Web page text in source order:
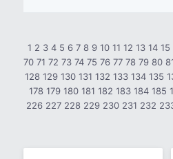
1 2 3 4 5 6 7 8 9 10 11 12 13 14 15
70 71 72 73 74 75 76 77 78 79 80
128 129 130 131 132 133 134 135
178 179 180 181 182 183 184 185
226 227 228 229 230 231 232